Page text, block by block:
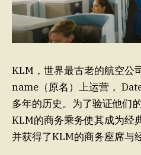
KLM，世界最古老的航空公
name（原名）上运营，
多年的历史。为了验证他们
KLM的商务乘务使其成为经
并获得了KLM的商务座席与